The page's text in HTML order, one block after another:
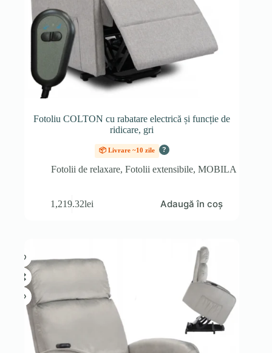
Fotoliu COLTON cu rabatare electrică și funcție de
ridicare, gri
📦 Livrare ~10 zile ?
Fotolii de relaxare,Fotolii extensibile,MOBILA
1,219.32lei Adaugă în coș